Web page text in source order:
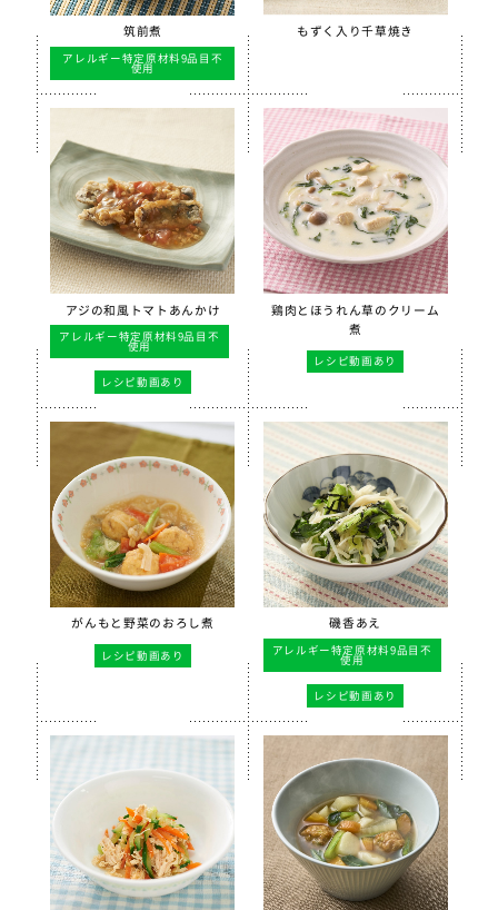
筑前煮
アレルギー特定原材料9品目不
使用
もずく入り千草焼き
アジの和風トマトあんかけ
アレルギー特定原材料9品目不
使用
レシピ動画あり
鶏肉とほうれん草のクリーム
煮
レシピ動画あり
がんもと野菜のおろし煮
レシピ動画あり
磯香あえ
アレルギー特定原材料9品目不
使用
レシピ動画あり